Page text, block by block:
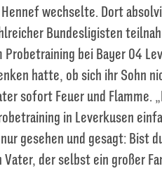
wechselte. Dort
Bundesligisten
bei Bayer 04
hatte, ob sich ihr Sohn
sofort Feuer und Flamme.
in Leverkusen
gesehen und gesagt: Bist
der selbst ein großer